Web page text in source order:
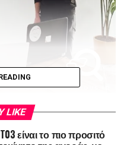
του 2020 και
ανάπτυξης των
ανεκμετάλλευτο
LIKE
είναι το πιο προσιτό